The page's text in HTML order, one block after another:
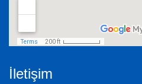
İletişim